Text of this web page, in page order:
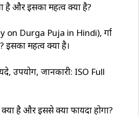
है और इसका महत्व क्या है?
on Durga Puja in Hindi), दुर्गा
इसका महत्व क्या है।
उपयोग, जानकारी: ISO Full
है और इससे क्या फायदा होगा?